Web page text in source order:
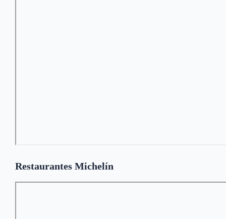
Restaurantes Michelín